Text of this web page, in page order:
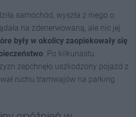
samochód, wyszła z niego o
na zdenerwowaną, ale nic jej
były w okolicy zaopiekowały się
. Po kilkunastu
zepchnęło uszkodzony pojazd z
ruchu tramwajów na parking